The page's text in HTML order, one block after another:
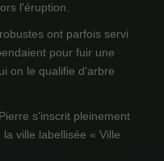
l'éruption.
ont parfois servi
pour fuir une
on le qualifie d'arbre
s’inscrit pleinement
ville labellisée « Ville